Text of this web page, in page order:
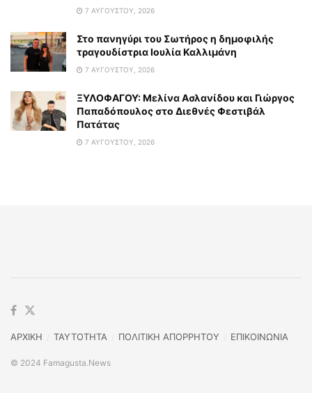
7 ΑΥΓΟΎΣΤΟΥ, 2026
Στο πανηγύρι του Σωτήρος η δημοφιλής
τραγουδίστρια Ιουλία Καλλιμάνη
7 ΑΥΓΟΎΣΤΟΥ, 2026
ΞΥΛΟΦΑΓΟΥ: Μελίνα Ασλανίδου και Γιώργος
Παπαδόπουλος στο Διεθνές Φεστιβάλ
Πατάτας
7 ΑΥΓΟΎΣΤΟΥ, 2026
ΑΡΧΙΚΗ TAYTOTHTA ΠΟΛΙΤΙΚΗ ΑΠΟΡΡΗΤΟΥ ΕΠΙΚΟΙΝΩΝΙΑ
© 2024 Famagusta.News